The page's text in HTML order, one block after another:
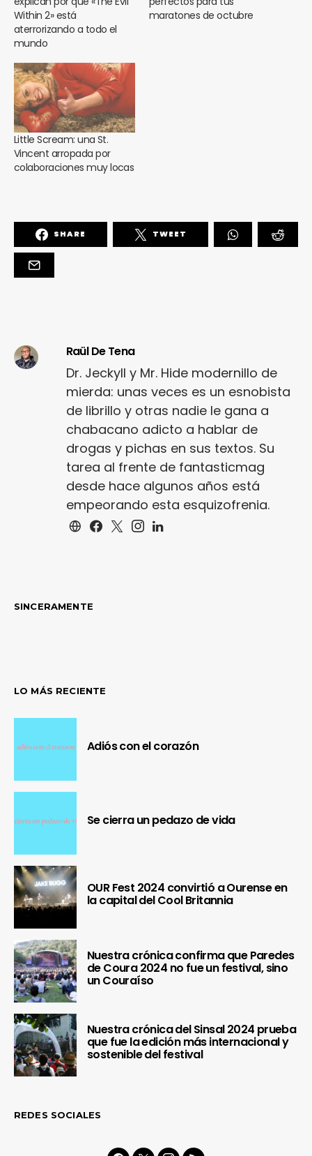
Within 2» está
aterrorizando a todo el
mundo
maratones de octubre
Little Scream: una St.
Vincent arropada por
colaboraciones muy locas
SHARE TWEET
Raül De Tena
Dr. Jeckyll y Mr. Hide modernillo de
mierda: unas veces es un esnobista
de librillo y otras nadie le gana a
chabacano adicto a hablar de
drogas y pichas en sus textos. Su
tarea al frente de fantasticmag
desde hace algunos años está
empeorando esta esquizofrenia.
SINCERAMENTE
LO MÁS RECIENTE
Adiós con el corazón
Se cierra un pedazo de vida
OUR Fest 2024 convirtió a Ourense en
la capital del Cool Britannia
Nuestra crónica confirma que Paredes
de Coura 2024 no fue un festival, sino
un Couraíso
Nuestra crónica del Sinsal 2024 prueba
que fue la edición más internacional y
sostenible del festival
REDES SOCIALES